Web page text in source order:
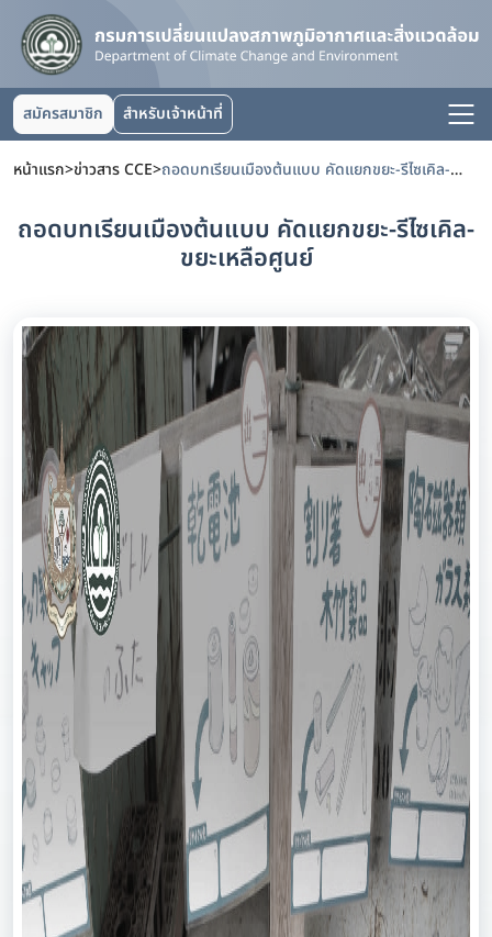
สมัครสมาชิก สำหรับเจ้าหน้าที่
หน้าแรก>ข่าวสาร CCE> ถอดบทเรียนเมืองต้นแบบ คัดแยกขยะ-รีไซเคิล-ขยะเหลือศูนย์
ถอดบทเรียนเมืองต้นแบบ คัดแยกขยะ-รีไซเคิล-
ขยะเหลือศูนย์